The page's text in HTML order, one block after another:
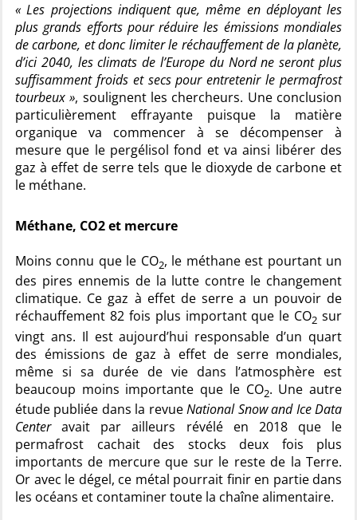
« Les projections indiquent que, même en déployant les
plus grands efforts pour réduire les émissions mondiales
de carbone, et donc limiter le réchauffement de la planète,
d’ici 2040, les climats de l’Europe du Nord ne seront plus
suffisamment froids et secs pour entretenir le permafrost
tourbeux », soulignent les chercheurs. Une conclusion
particulièrement effrayante puisque la matière
organique va commencer à se décompenser à
mesure que le pergélisol fond et va ainsi libérer des
gaz à effet de serre tels que le dioxyde de carbone et
le méthane.
Méthane, CO2 et mercure
Moins connu que le CO2, le méthane est pourtant un
des pires ennemis de la lutte contre le changement
climatique. Ce gaz à effet de serre a un pouvoir de
réchauffement 82 fois plus important que le CO2 sur
vingt ans. Il est aujourd’hui responsable d’un quart
des émissions de gaz à effet de serre mondiales,
même si sa durée de vie dans l’atmosphère est
beaucoup moins importante que le CO2. Une autre
étude publiée dans la revueNational Snow and Ice Data
Centeravait par ailleurs révélé en 2018 que le
permafrost cachait des stocks deux fois plus
importants de mercure que sur le reste de la Terre.
Or avec le dégel, ce métal pourrait finir en partie dans
les océans et contaminer toute la chaîne alimentaire.